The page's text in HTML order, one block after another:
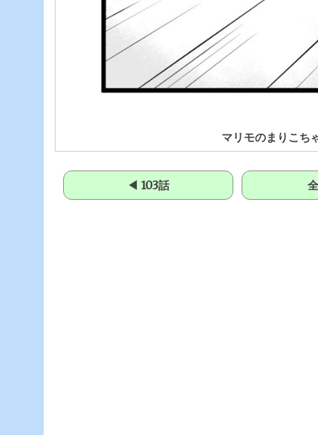
マリモのまりこち
◀ 103話